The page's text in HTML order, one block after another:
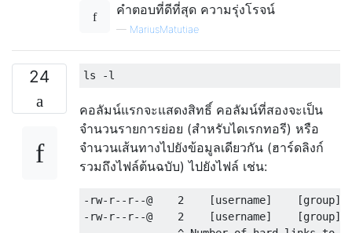
คำตอบที่ดีที่สุด ความรุ่งโรจน์
— MariusMatutiae
24
คอลัมน์แรกจะแสดงสิทธิ์ คอลัมน์ที่สองจะเป็น
จำนวนรายการย่อย (สำหรับไดเรกทอรี) หรือ
จำนวนเส้นทางไปยังข้อมูลเดียวกัน (ฮาร์ดลิงก์
รวมถึงไฟล์ต้นฉบับ) ไปยังไฟล์ เช่น:
-rw-r--r--@    2    [username]    [group]
-rw-r--r--@    2    [username]    [group]